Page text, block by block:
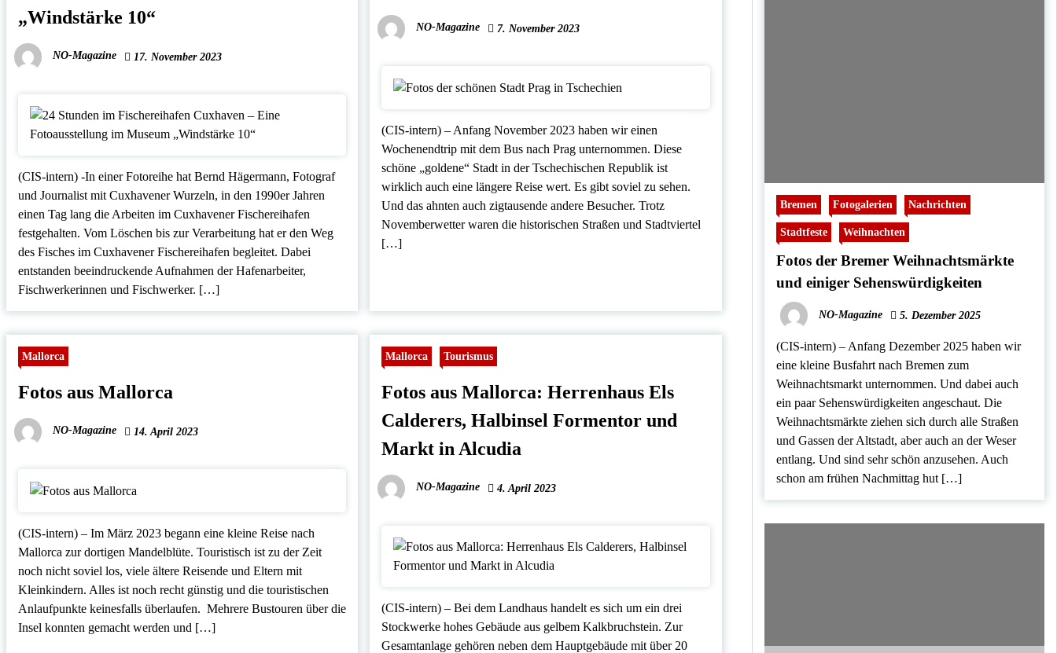
„Windstärke 10“
NO-Magazine 17. November 2023
(CIS-intern) -In einer Fotoreihe hat Bernd Hägermann, Fotograf
und Journalist mit Cuxhavener Wurzeln, in den 1990er Jahren
einen Tag lang die Arbeiten im Cuxhavener Fischereihafen
festgehalten. Vom Löschen bis zur Verarbeitung hat er den Weg
des Fisches im Cuxhavener Fischereihafen begleitet. Dabei
entstanden beeindruckende Aufnahmen der Hafenarbeiter,
Fischwerkerinnen und Fischwerker. […]
NO-Magazine 7. November 2023
(CIS-intern) – Anfang November 2023 haben wir einen
Wochenendtrip mit dem Bus nach Prag unternommen. Diese
schöne „goldene“ Stadt in der Tschechischen Republik ist
wirklich auch eine längere Reise wert. Es gibt soviel zu sehen.
Und das ahnten auch zigtausende andere Besucher. Trotz
Novemberwetter waren die historischen Straßen und Stadtviertel
[…]
Mallorca
Fotos aus Mallorca
NO-Magazine 14. April 2023
(CIS-intern) – Im März 2023 begann eine kleine Reise nach
Mallorca zur dortigen Mandelblüte. Touristisch ist zu der Zeit
noch nicht soviel los, viele ältere Reisende und Eltern mit
Kleinkindern. Alles ist noch recht günstig und die touristischen
Anlaufpunkte keinesfalls überlaufen. Mehrere Bustouren über die
Insel konnten gemacht werden und […]
Mallorca Tourismus
Fotos aus Mallorca: Herrenhaus Els
Calderers, Halbinsel Formentor und
Markt in Alcudia
NO-Magazine 4. April 2023
(CIS-intern) – Bei dem Landhaus handelt es sich um ein drei
Stockwerke hohes Gebäude aus gelbem Kalkbruchstein. Zur
Gesamtanlage gehören neben dem Hauptgebäude mit über 20
Bremen Fotogalerien Nachrichten
Stadtfeste Weihnachten
Fotos der Bremer Weihnachtsmärkte
und einiger Sehenswürdigkeiten
NO-Magazine 5. Dezember 2025
(CIS-intern) – Anfang Dezember 2025 haben wir
eine kleine Busfahrt nach Bremen zum
Weihnachtsmarkt unternommen. Und dabei auch
ein paar Sehenswürdigkeiten angeschaut. Die
Weihnachtsmärkte ziehen sich durch alle Straßen
und Gassen der Altstadt, aber auch an der Weser
entlang. Und sind sehr schön anzusehen. Auch
schon am frühen Nachmittag hut […]